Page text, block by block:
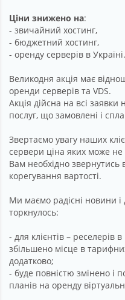
Ціни знижено на:
- звичайний хостинг,
- бюджетний хостинг,
- оренду серверів в Україні.
Великодня акція має
оренди серверів та VDS.
Акція дійсна на всі
послуг, що замовлені і
Звертаємо увагу наших
сервери ціна яких може не
Вам необхідно звернутись
корегування вартості.
Ми маємо радісні новини і
торкнулось:
- для клієнтів – реселерів
збільшено місце в
додатково;
- буде повністю змінено і
планів на оренду